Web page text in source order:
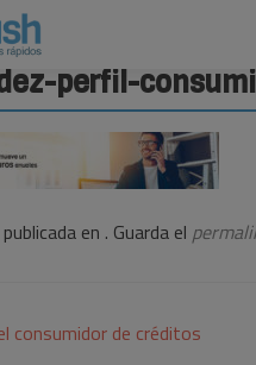
perfil-
en . Guarda el
consumidor de créditos